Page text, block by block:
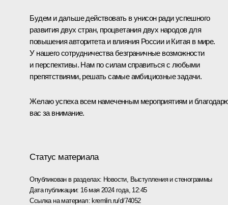
Будем и дальше действовать в унисон ради успешного
развития двух стран, процветания двух народов для
повышения авторитета и влияния России и Китая в мире.
У нашего сотрудничества безграничные возможности
и перспективы. Нам по силам справиться с любыми
препятствиями, решать самые амбициозные задачи.
Желаю успеха всем намеченным мероприятиям и
вас за внимание.
Статус материала
Опубликован в разделах: Новости, Выступления и стенограммы
Дата публикации: 16 мая 2024 года, 12:45
Ссылка на материал: kremlin.ru/d/74052